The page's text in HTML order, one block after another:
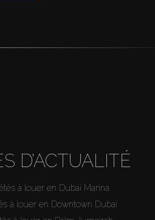
D’ACTUALITÉ
à louer en Dubai Marina
à louer en Downtown Dubai